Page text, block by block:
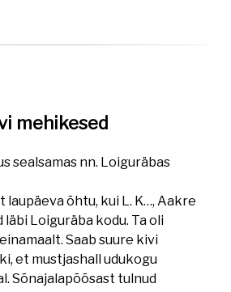
mehikesed
sealsamas nn. Loiguräbas
laupäeva õhtu, kui L. K…, Aakre
läbi Loiguräba kodu. Ta oli
Saab suure kivi
et mustjashall udukogu
Sõnajalapõõsast tulnud